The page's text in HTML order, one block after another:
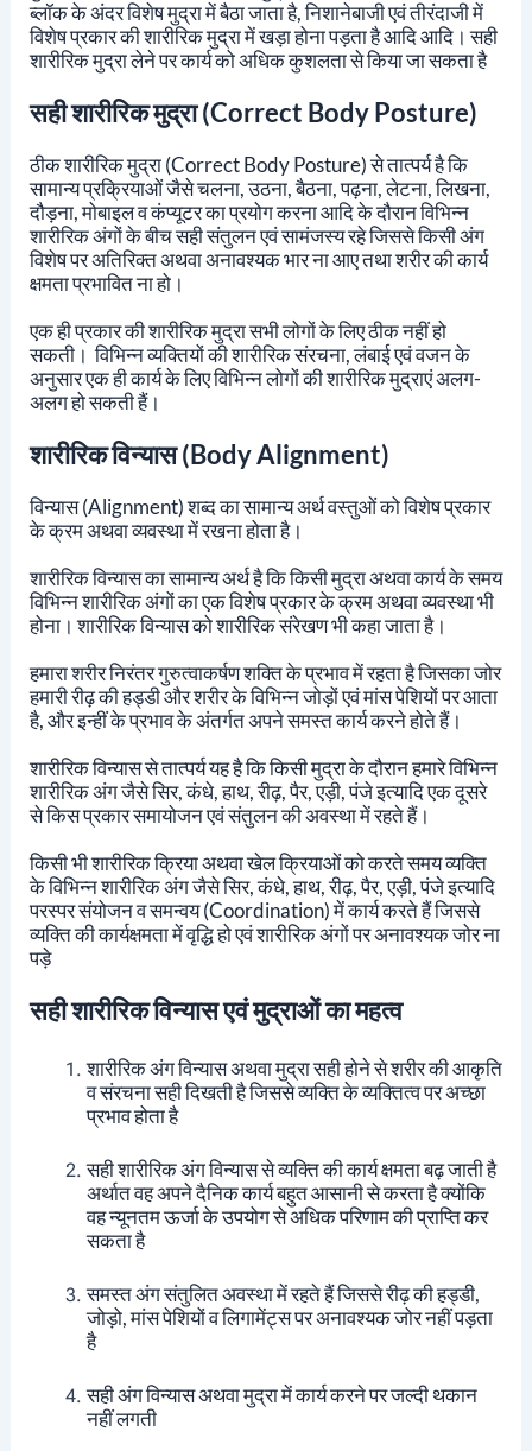
ब्लॉक के अंदर विशेष मुद्रा में बैठा जाता है, निशानेबाजी एवं तीरंदाजी में
विशेष प्रकार की शारीरिक मुद्रामेंखड़ा होना पड़ता है आदि आदि। सही
शारीरिक मुद्रा लेने पर कार्य को अधिक कुशलता से किया जा सकता है
सही शारीरिक मुद्रा (Correct Body Posture)
ठीक शारीरिक मुद्रा (Correct Body Posture) से तात्पर्य है कि
सामान्य प्रक्रियाओं जैसे चलना, उठना, बैठना, पढ़ना, लेटना, लिखना,
दौड़ना, मोबाइल व कंप्यूटर का प्रयोग करना आदि के दौरान विभिन्न
शारीरिक अंगों के बीच सही संतुलन एवं सामंजस्य रहे जिससे किसी अंग
विशेष पर अतिरिक्त अथवा अनावश्यक भार ना आए तथा शरीर की कार्य
क्षमता प्रभावित ना हो।
एक ही प्रकार की शारीरिक मुद्रा सभी लोगों के लिए ठीक नहीं हो
सकती। विभिन्न व्यक्तियों की शारीरिक संरचना, लंबाई एवं वजन के
अनुसार एक ही कार्य के लिए विभिन्न लोगों की शारीरिक मुद्राएं अलग-
अलग हो सकती हैं।
शारीरिक विन्यास (Body Alignment)
विन्यास (Alignment) शब्द का सामान्य अर्थ वस्तुओं को विशेष प्रकार
के क्रम अथवा व्यवस्था में रखना होता है।
शारीरिक विन्यास का सामान्य अर्थ है कि किसी मुद्रा अथवा कार्य के समय
विभिन्न शारीरिक अंगों का एक विशेष प्रकार के क्रम अथवा व्यवस्था भी
होना। शारीरिक विन्यास को शारीरिक संरेखण भी कहा जाता है।
हमारा शरीर निरंतर गुरुत्वाकर्षण शक्ति के प्रभाव में रहता है जिसका जोर
हमारी रीढ़ की हड्डी और शरीर के विभिन्न जोड़ों एवं मांस पेशियों पर आता
है, और इन्हीं के प्रभाव के अंतर्गत अपने समस्त कार्य करने होते हैं।
शारीरिक विन्यास से तात्पर्य यह है कि किसी मुद्रा के दौरान हमारे विभिन्न
शारीरिक अंग जैसे सिर, कंधे, हाथ, रीढ़, पैर, एड़ी, पंजे इत्यादि एक दूसरे
से किस प्रकार समायोजन एवं संतुलन की अवस्था में रहते हैं।
किसी भी शारीरिक क्रिया अथवा खेल क्रियाओं को करते समय व्यक्ति
के विभिन्न शारीरिक अंग जैसे सिर, कंधे, हाथ, रीढ़, पैर, एड़ी, पंजे इत्यादि
परस्पर संयोजन व समन्वय (Coordination) में कार्य करते हैं जिससे
व्यक्ति की कार्यक्षमता में वृद्धि हो एवं शारीरिक अंगों पर अनावश्यक जोर ना
पड़े
सही शारीरिक विन्यास एवं मुद्राओं का महत्व
शारीरिक अंग विन्यास अथवा मुद्रा सही होने से शरीर की आकृति
व संरचना सही दिखती है जिससे व्यक्ति के व्यक्तित्व पर अच्छा
प्रभाव होता है
सही शारीरिक अंग विन्यास से व्यक्ति की कार्य क्षमता बढ़ जाती है
अर्थात वह अपने दैनिक कार्य बहुत आसानी से करता है क्योंकि
वह न्यूनतम ऊर्जा के उपयोग से अधिक परिणाम की प्राप्ति कर
सकता है
समस्त अंग संतुलित अवस्था में रहते हैं जिससे रीढ़ की हड्डी,
जोड़ो, मांस पेशियों व लिगामेंट्स पर अनावश्यक जोर नहीं पड़ता
है
सही अंग विन्यास अथवा मुद्रा में कार्य करने पर जल्दी थकान
नहीं लगती